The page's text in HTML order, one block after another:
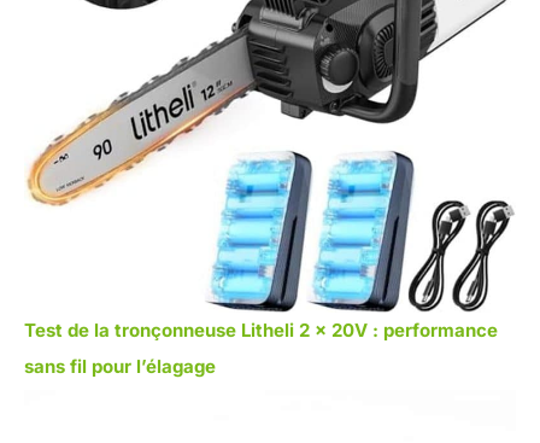
Test de la tronçonneuse Litheli 2 x 20V : performance
sans fil pour l’élagage